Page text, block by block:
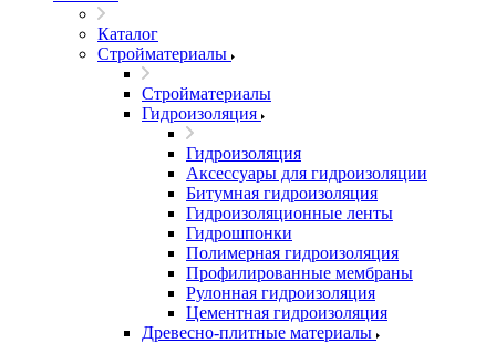
Каталог
Стройматериалы
Стройматериалы
Гидроизоляция
Гидроизоляция
Аксессуары для гидроизоляции
Битумная гидроизоляция
Гидроизоляционные ленты
Гидрошпонки
Полимерная гидроизоляция
Профилированные мембраны
Рулонная гидроизоляция
Цементная гидроизоляция
Древесно-плитные материалы